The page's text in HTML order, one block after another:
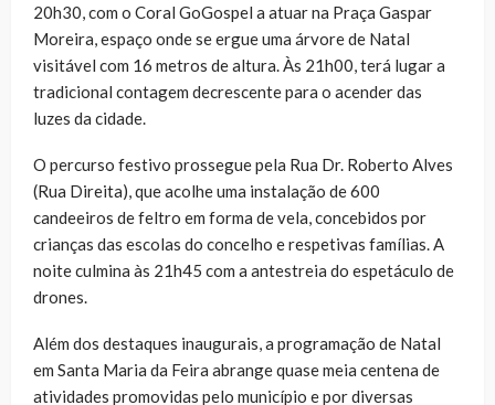
20h30, com o Coral GoGospel a atuar na Praça Gaspar
Moreira, espaço onde se ergue uma árvore de Natal
visitável com 16 metros de altura. Às 21h00, terá lugar a
tradicional contagem decrescente para o acender das
luzes da cidade.
O percurso festivo prossegue pela Rua Dr. Roberto Alves
(Rua Direita), que acolhe uma instalação de 600
candeeiros de feltro em forma de vela, concebidos por
crianças das escolas do concelho e respetivas famílias. A
noite culmina às 21h45 com a antestreia do espetáculo de
drones.
Além dos destaques inaugurais, a programação de Natal
em Santa Maria da Feira abrange quase meia centena de
atividades promovidas pelo município e por diversas